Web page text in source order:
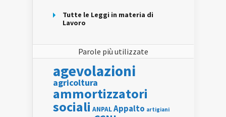
Tutte le Leggi in materia di
Lavoro
Parole più utilizzate
agevolazioni
agricoltura
ammortizzatori
sociali ANPALAppalto artigiani